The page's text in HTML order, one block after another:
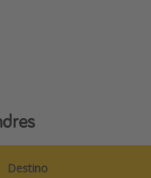
Destino